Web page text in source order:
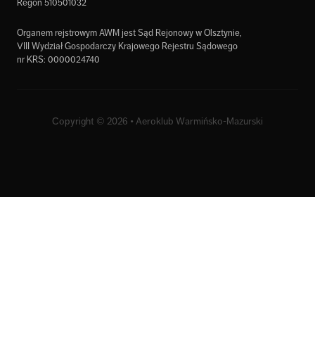
Regon 510501032
Organem rejstrowym AWM jest Sąd Rejonowy w Olsztynie,
VIII Wydział Gospodarczy Krajowego Rejestru Sądowego
nr KRS: 0000024740
Copyright © 2026 • Aeroklub Warmińsko-Mazurski